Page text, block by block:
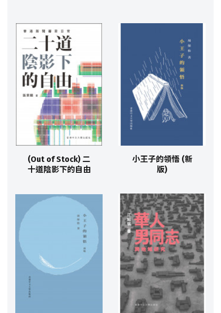
(Out of Stock) 二
十道陰影下的自由
小王子的領悟 (新
版)